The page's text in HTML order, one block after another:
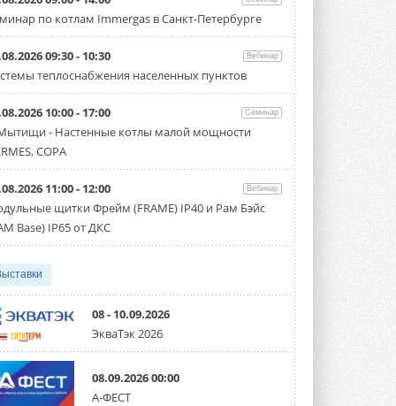
Carrier модернизирует
флагманский чиллер AquaEdge
19XR
Чиллер получил новую версию,
работающую на хладагенте R1234ze ...
31 ИЮЛЯ 2026
Mitsubishi расширяет
направление систем
охлаждения для ЦОД
компанию MEHITS US Inc. ...
31 ИЮЛЯ 2026
США запретили использование
иностранных инверторов
28 июля 2026 года Федеральная
Уже через месяц в России
можно будет устанавливать
солнечные панели в МКД
микрогенерацию в многоквартирных ...
30 ИЮЛЯ 2026
по котлам Immergas в Санкт-Петербурге
09:30 - 10:30 Вебинар
теплоснабжения населенных пунктов
10:00 - 17:00 Семинар
- Настенные котлы малой мощности
COPA
11:00 - 12:00 Вебинар
щитки Фрейм (FRAME) IP40 и Рам Бэйс
Base) IP65 от ДКС
08 - 10.09.2026
ЭкваТэк 2026
08.09.2026 00:00
А-ФЕСТ